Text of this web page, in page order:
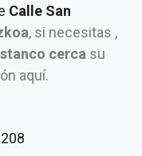
Calle San
, si necesitas ,
cerca su
aquí.